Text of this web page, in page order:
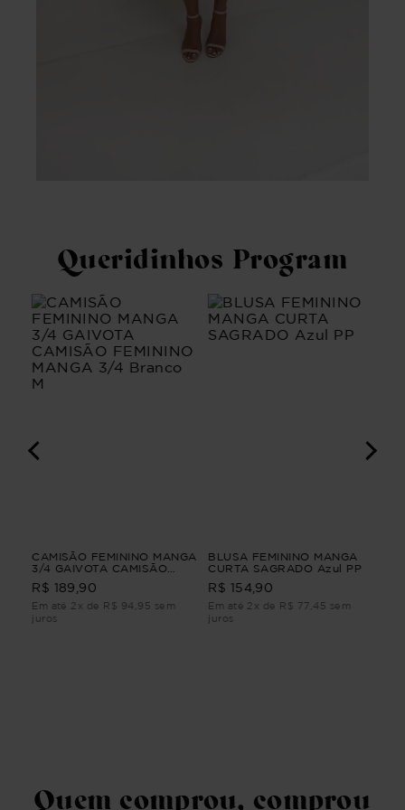
Queridinhos Program
CAMISÃO FEMININO MANGA
3/4 GAIVOTA CAMISÃO
FEMININO MANGA 3/4
Branco M
R$ 189,90
Em até 2x de R$ 94,95 sem
juros
BLUSA FEMININO MANGA
CURTA SAGRADO Azul PP
R$ 154,90
Em até 2x de R$ 77,45 sem
juros
Quem comprou, comprou